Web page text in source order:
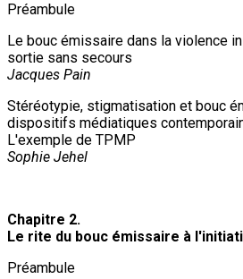
Préambule
Le bouc émissaire dans la violence
sortie sans secours
Jacques Pain
Stéréotypie, stigmatisation et bouc
dispositifs médiatiques
L'exemple de TPMP
Sophie Jehel
Chapitre 2.
Le rite du bouc émissaire à
Préambule